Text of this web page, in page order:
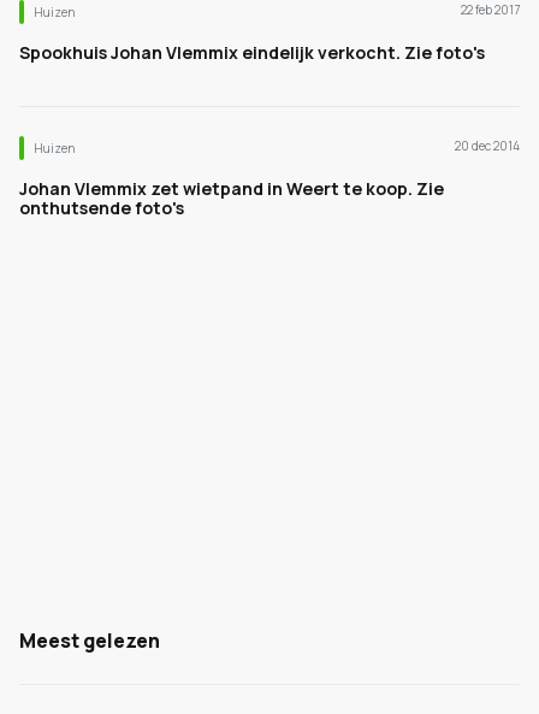
Huizen 22 feb 2017
Spookhuis Johan Vlemmix eindelijk verkocht. Zie foto's
Huizen 20 dec 2014
Johan Vlemmix zet wietpand in Weert te koop. Zie
onthutsende foto's
Meest gelezen